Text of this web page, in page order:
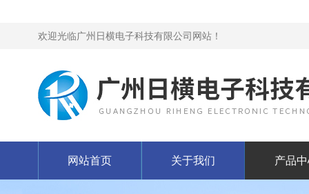
欢迎光临广州日横电子科技有限公司网站！
网站首页 关于我们 产品